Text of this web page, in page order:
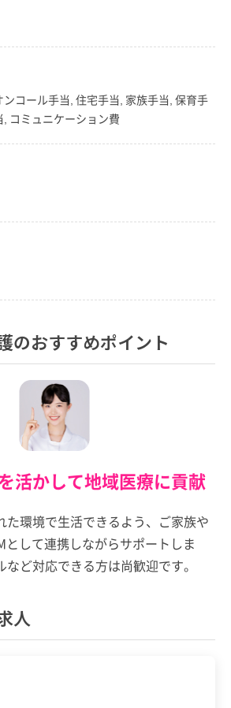
コール手当, 住宅手当, 家族手当, 保育手
コミュニケーション費
のおすすめポイント
活かして地域医療に貢献
た環境で生活できるよう、ご家族や
として連携しながらサポートしま
ど対応できる方は尚歓迎です。
人